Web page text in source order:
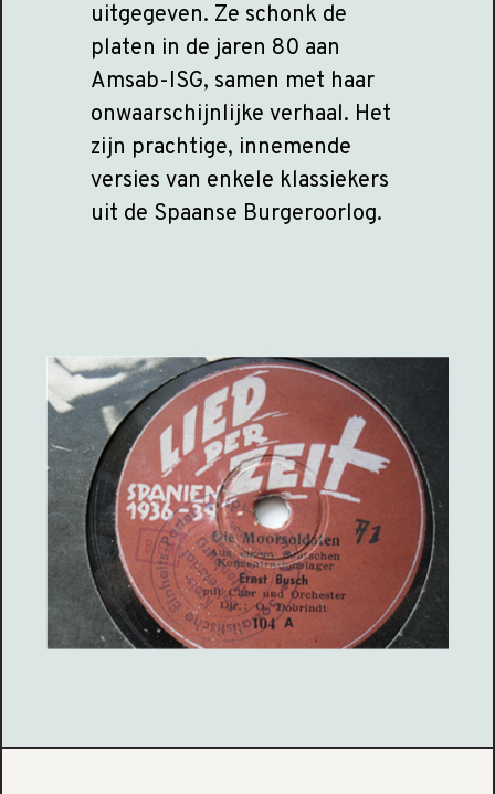
uitgegeven. Ze schonk de
platen in de jaren 80 aan
Amsab-ISG, samen met haar
onwaarschijnlijke verhaal. Het
zijn prachtige, innemende
versies van enkele klassiekers
uit de Spaanse Burgeroorlog.